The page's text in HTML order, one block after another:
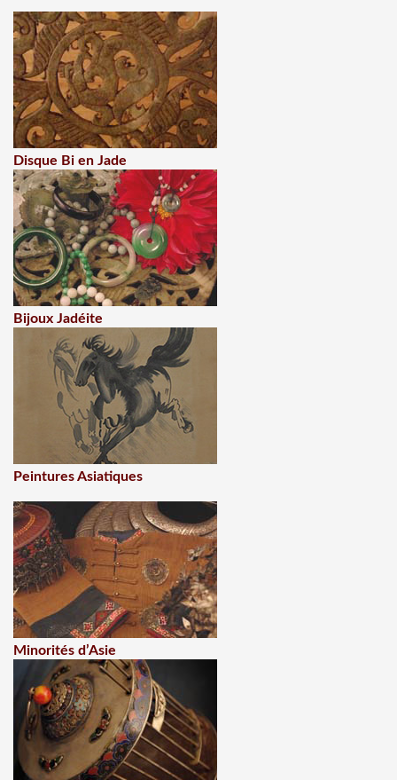
Disque Bi en Jade
Bijoux Jadéite
Peintures Asiatiques
Minorités d’Asie